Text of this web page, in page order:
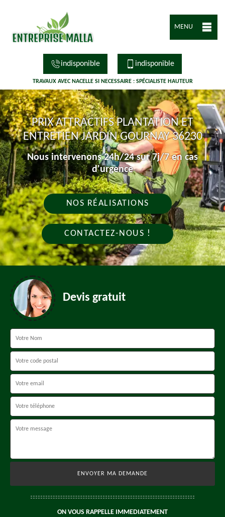
MENU
indisponible indisponible
TRAVAUX AVEC NACELLE SI NECESSAIRE : SPÉCIALISTE HAUTEUR
PRIX ATTRACTIFS PLANTATION ET
ENTRETIEN JARDIN GOURNAY 36230
Nous intervenons 24h/24 sur 7j/7 en cas
d'urgence
NOS RÉALISATIONS
CONTACTEZ-NOUS !
Devis gratuit
ON VOUS RAPPELLE IMMEDIATEMENT